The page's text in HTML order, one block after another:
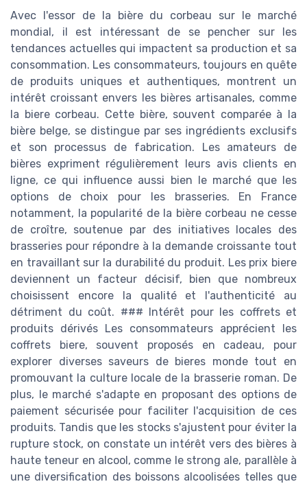
Avec l'essor de la bière du corbeau sur le marché
mondial, il est intéressant de se pencher sur les
tendances actuelles qui impactent sa production et sa
consommation. Les consommateurs, toujours en quête
de produits uniques et authentiques, montrent un
intérêt croissant envers les bières artisanales, comme
la biere corbeau. Cette bière, souvent comparée à la
bière belge, se distingue par ses ingrédients exclusifs
et son processus de fabrication. Les amateurs de
bières expriment régulièrement leurs avis clients en
ligne, ce qui influence aussi bien le marché que les
options de choix pour les brasseries. En France
notamment, la popularité de la bière corbeau ne cesse
de croître, soutenue par des initiatives locales des
brasseries pour répondre à la demande croissante tout
en travaillant sur la durabilité du produit. Les prix biere
deviennent un facteur décisif, bien que nombreux
choisissent encore la qualité et l'authenticité au
détriment du coût. ### Intérêt pour les coffrets et
produits dérivés Les consommateurs apprécient les
coffrets biere, souvent proposés en cadeau, pour
explorer diverses saveurs de bieres monde tout en
promouvant la culture locale de la brasserie roman. De
plus, le marché s'adapte en proposant des options de
paiement sécurisée pour faciliter l'acquisition de ces
produits. Tandis que les stocks s'ajustent pour éviter la
rupture stock, on constate un intérêt vers des bières à
haute teneur en alcool, comme le strong ale, parallèle à
une diversification des boissons alcoolisées telles que